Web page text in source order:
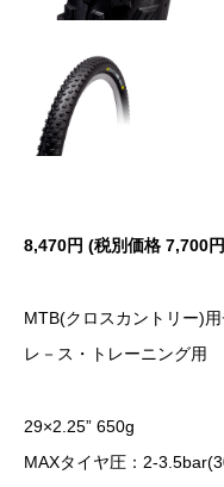
8,470円 (税別価格 7,700
MTB(クロスカントリー)
レ－ス・トレーニング用
29×2.25” 650g
MAXタイヤ圧：2-